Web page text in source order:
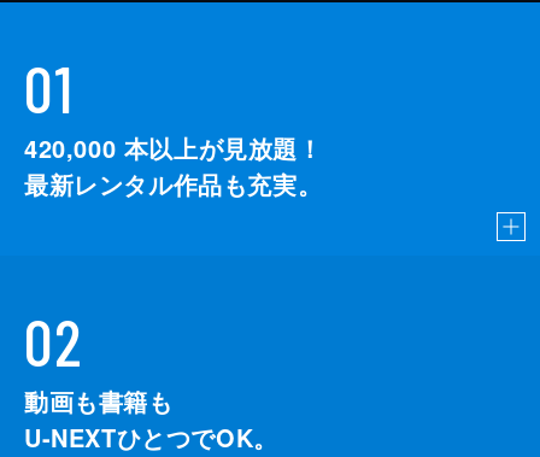
01
420,000 本以上が見放題！
最新レンタル作品も充実。
02
動画も書籍も
U-NEXTひとつでOK。